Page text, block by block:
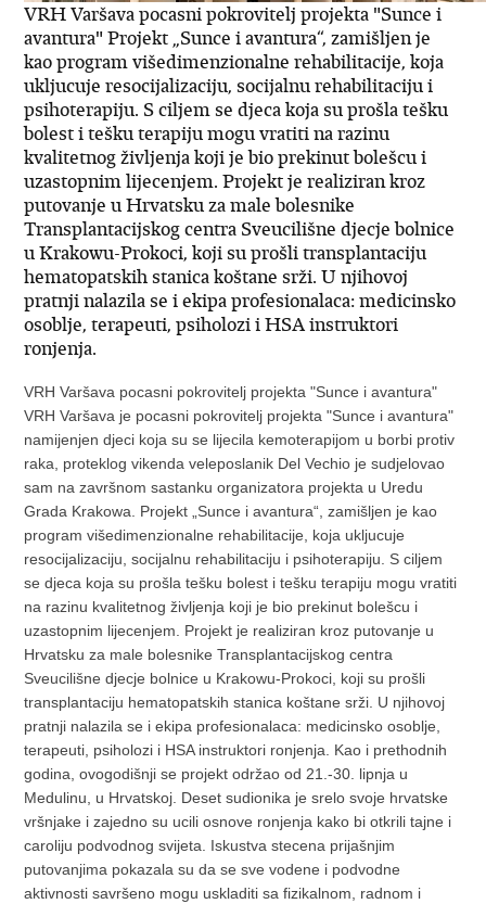
VRH Varšava pocasni pokrovitelj projekta "Sunce i
avantura" Projekt „Sunce i avantura“, zamišljen je
kao program višedimenzionalne rehabilitacije, koja
ukljucuje resocijalizaciju, socijalnu rehabilitaciju i
psihoterapiju. S ciljem se djeca koja su prošla tešku
bolest i tešku terapiju mogu vratiti na razinu
kvalitetnog življenja koji je bio prekinut bolešcu i
uzastopnim lijecenjem. Projekt je realiziran kroz
putovanje u Hrvatsku za male bolesnike
Transplantacijskog centra Sveucilišne djecje bolnice
u Krakowu-Prokoci, koji su prošli transplantaciju
hematopatskih stanica koštane srži. U njihovoj
pratnji nalazila se i ekipa profesionalaca: medicinsko
osoblje, terapeuti, psiholozi i HSA instruktori
ronjenja.
VRH Varšava pocasni pokrovitelj projekta "Sunce i avantura"
VRH Varšava je pocasni pokrovitelj projekta "Sunce i avantura"
namijenjen djeci koja su se lijecila kemoterapijom u borbi protiv
raka, proteklog vikenda veleposlanik Del Vechio je sudjelovao
sam na završnom sastanku organizatora projekta u Uredu
Grada Krakowa. Projekt „Sunce i avantura“, zamišljen je kao
program višedimenzionalne rehabilitacije, koja ukljucuje
resocijalizaciju, socijalnu rehabilitaciju i psihoterapiju. S ciljem
se djeca koja su prošla tešku bolest i tešku terapiju mogu vratiti
na razinu kvalitetnog življenja koji je bio prekinut bolešcu i
uzastopnim lijecenjem. Projekt je realiziran kroz putovanje u
Hrvatsku za male bolesnike Transplantacijskog centra
Sveucilišne djecje bolnice u Krakowu-Prokoci, koji su prošli
transplantaciju hematopatskih stanica koštane srži. U njihovoj
pratnji nalazila se i ekipa profesionalaca: medicinsko osoblje,
terapeuti, psiholozi i HSA instruktori ronjenja. Kao i prethodnih
godina, ovogodišnji se projekt održao od 21.-30. lipnja u
Medulinu, u Hrvatskoj. Deset sudionika je srelo svoje hrvatske
vršnjake i zajedno su ucili osnove ronjenja kako bi otkrili tajne i
caroliju podvodnog svijeta. Iskustva stecena prijašnjim
putovanjima pokazala su da se sve vodene i podvodne
aktivnosti savršeno mogu uskladiti sa fizikalnom, radnom i